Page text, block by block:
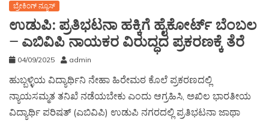
ಬ್ರೇಕಿಂಗ್ ನ್ಯೂಸ್
ಉಡುಪಿ: ಪ್ರತಿಭಟನಾ ಹಕ್ಕಿಗೆ ಹೈಕೋರ್ಟ್ ಬೆಂಬಲ
– ಎಬಿವಿಪಿ ನಾಯಕರ ವಿರುದ್ಧದ ಪ್ರಕರಣಕ್ಕೆ ತೆರೆ
04/09/2025 admin
ಹುಬ್ಬಳ್ಳಿಯ ವಿದ್ಯಾರ್ಥಿನಿ ನೇಹಾ ಹಿರೇಮಠ ಕೊಲೆ ಪ್ರಕರಣದಲ್ಲಿ
ನ್ಯಾಯಸಮ್ಮತ ತನಿಖೆ ನಡೆಯಬೇಕು ಎಂದು ಆಗ್ರಹಿಸಿ, ಅಖಿಲ ಭಾರತೀಯ
ವಿದ್ಯಾರ್ಥಿ ಪರಿಷತ್‌ (ಎಬಿವಿಪಿ) ಉಡುಪಿ ನಗರದಲ್ಲಿ ಪ್ರತಿಭಟನಾ ಜಾಥಾ